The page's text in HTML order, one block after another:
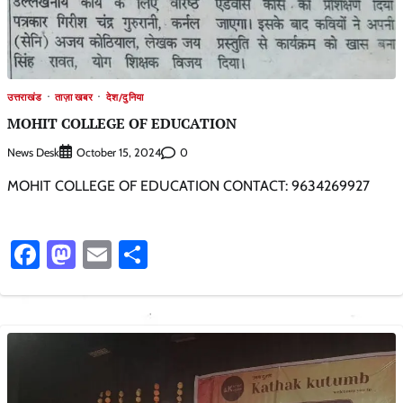
उत्तराखंड ताज़ा खबर देश/दुनिया
MOHIT COLLEGE OF EDUCATION
News Desk October 15, 2024 0
MOHIT COLLEGE OF EDUCATION CONTACT: 9634269927
Facebook
Mastodon
Email